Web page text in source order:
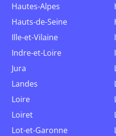
Hautes-Alpes
Hauts-de-Seine
Ille-et-Vilaine
Indre-et-Loire
Jura
Landes
Loire
Loiret
Lot-et-Garonne